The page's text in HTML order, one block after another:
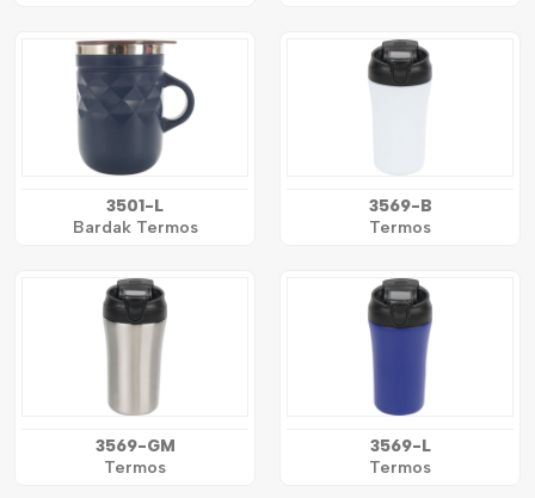
3501-L
Bardak Termos
3569-B
Termos
3569-GM
Termos
3569-L
Termos